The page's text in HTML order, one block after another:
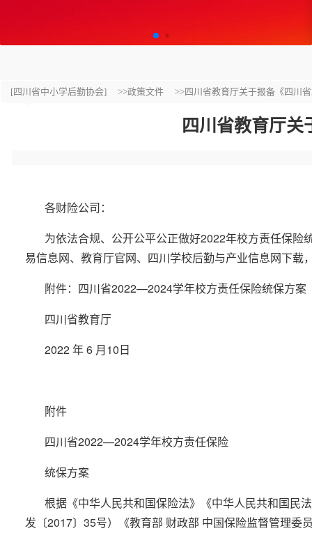
[四川省中小学后勤协会] >>政策文件 >>四川省教育厅关于报备《四川
四川省教育厅
各财险公司：
为依法合规、公开公平公正做好2022年校方责任保
易信息网、教育厅官网、四川学校后勤与产业信息网下
附件：四川省2022—2024学年校方责任保险统保方案
四川省教育厅
2022 年 6 月10日
附件
四川省2022—2024学年校方责任保险
统保方案
根据《中华人民共和国保险法》《中华人民共和国民
发〔2017〕35号）《教育部 财政部 中国保险监督管理委